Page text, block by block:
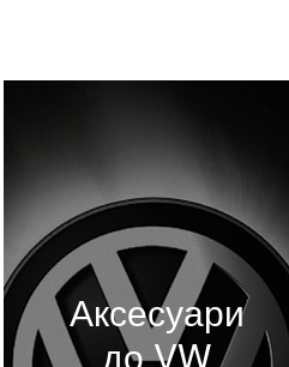
Аксесуари
до VW